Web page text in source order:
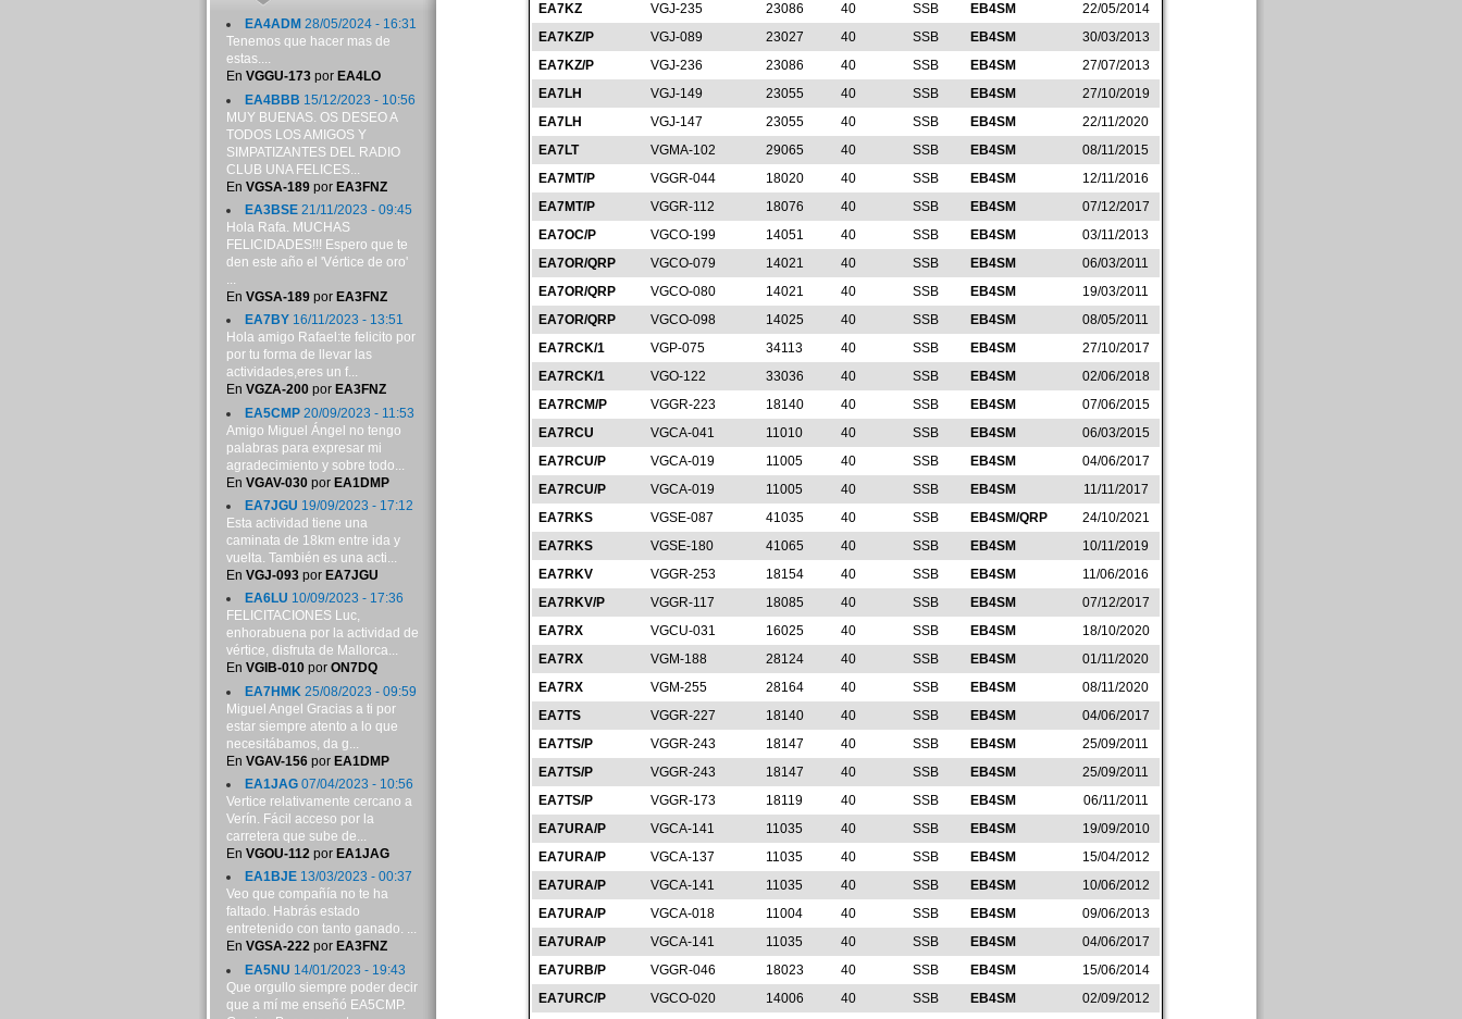
EA7KZ
VGJ-235 23086 40 SSB EB4SM
22/05/2014
EA7KZ/P
VGJ-089 23027 40 SSB EB4SM
30/03/2013
EA7KZ/P
VGJ-236 23086 40 SSB EB4SM
27/07/2013
EA7LH
VGJ-149 23055 40 SSB EB4SM
27/10/2019
EA7LH
VGJ-147 23055 40 SSB EB4SM
22/11/2020
EA7LT
VGMA-102 29065 40 SSB EB4SM
08/11/2015
EA7MT/P
VGGR-044 18020 40 SSB EB4SM
12/11/2016
EA7MT/P
VGGR-112 18076 40 SSB EB4SM
07/12/2017
EA7OC/P
VGCO-199 14051 40 SSB EB4SM
03/11/2013
EA7OR/QRP
VGCO-079 14021 40 SSB EB4SM
06/03/2011
EA7OR/QRP
VGCO-080 14021 40 SSB EB4SM
19/03/2011
EA7OR/QRP
VGCO-098 14025 40 SSB EB4SM
08/05/2011
EA7RCK/1
VGP-075 34113 40 SSB EB4SM
27/10/2017
EA7RCK/1
VGO-122 33036 40 SSB EB4SM
02/06/2018
EA7RCM/P
VGGR-223 18140 40 SSB EB4SM
07/06/2015
EA7RCU
VGCA-041 11010 40 SSB EB4SM
06/03/2015
EA7RCU/P
VGCA-019 11005 40 SSB EB4SM
04/06/2017
EA7RCU/P
VGCA-019 11005 40 SSB EB4SM
11/11/2017
EA7RKS
VGSE-087 41035 40 SSB EB4SM/QRP
24/10/2021
EA7RKS
VGSE-180 41065 40 SSB EB4SM
10/11/2019
EA7RKV
VGGR-253 18154 40 SSB EB4SM
11/06/2016
EA7RKV/P
VGGR-117 18085 40 SSB EB4SM
07/12/2017
EA7RX
VGCU-031 16025 40 SSB EB4SM
18/10/2020
EA7RX
VGM-188 28124 40 SSB EB4SM
01/11/2020
EA7RX
VGM-255 28164 40 SSB EB4SM
08/11/2020
EA7TS
VGGR-227 18140 40 SSB EB4SM
04/06/2017
EA7TS/P
VGGR-243 18147 40 SSB EB4SM
25/09/2011
EA7TS/P
VGGR-243 18147 40 SSB EB4SM
25/09/2011
EA7TS/P
VGGR-173 18119 40 SSB EB4SM
06/11/2011
EA7URA/P
VGCA-141 11035 40 SSB EB4SM
19/09/2010
EA7URA/P
VGCA-137 11035 40 SSB EB4SM
15/04/2012
EA7URA/P
VGCA-141 11035 40 SSB EB4SM
10/06/2012
EA7URA/P
VGCA-018 11004 40 SSB EB4SM
09/06/2013
EA7URA/P
VGCA-141 11035 40 SSB EB4SM
04/06/2017
EA7URB/P
VGGR-046 18023 40 SSB EB4SM
15/06/2014
EA7URC/P
VGCO-020 14006 40 SSB EB4SM
02/09/2012
EA4ADM 28/05/2024 - 16:31
Tenemos que hacer mas de
estas....
En VGGU-173por EA4LO
EA4BBB 15/12/2023 - 10:56
MUY BUENAS. OS DESEO A
TODOS LOS AMIGOS Y
SIMPATIZANTES DEL RADIO
CLUB UNA FELICES...
En VGSA-189por EA3FNZ
EA3BSE21/11/2023 - 09:45
Hola Rafa. MUCHAS
FELICIDADES!!! Espero que te
den este año el 'Vértice de oro'
...
En VGSA-189por EA3FNZ
EA7BY16/11/2023 - 13:51
Hola amigo Rafael:te felicito por
por tu forma de llevar las
actividades,eres un f...
En VGZA-200por EA3FNZ
EA5CMP20/09/2023 - 11:53
Amigo Miguel Ángel no tengo
palabras para expresar mi
agradecimiento y sobre todo...
En VGAV-030por EA1DMP
EA7JGU 19/09/2023 - 17:12
Esta actividad tiene una
caminata de 18km entre ida y
vuelta. También es una acti...
En VGJ-093por EA7JGU
EA6LU 10/09/2023 - 17:36
FELICITACIONES Luc,
enhorabuena por la actividad de
vértice, disfruta de Mallorca...
En VGIB-010por ON7DQ
EA7HMK 25/08/2023 - 09:59
Miguel Angel Gracias a ti por
estar siempre atento a lo que
necesitábamos, da g...
En VGAV-156por EA1DMP
EA1JAG07/04/2023 - 10:56
Vertice relativamente cercano a
Verín. Fácil acceso por la
carretera que sube de...
En VGOU-112por EA1JAG
EA1BJE13/03/2023 - 00:37
Veo que compañía no te ha
faltado. Habrás estado
entretenido con tanto ganado. ...
En VGSA-222por EA3FNZ
EA5NU 14/01/2023 - 19:43
Que orgullo siempre poder decir
que a mí me enseñó EA5CMP.